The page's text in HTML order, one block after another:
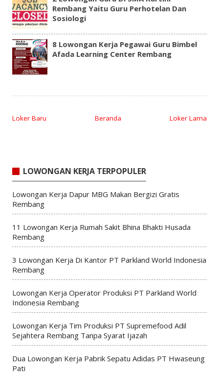
Rembang Yaitu Guru Perhotelan Dan
Sosiologi
8 Lowongan Kerja Pegawai Guru Bimbel
Afada Learning Center Rembang
Loker Baru Loker Lama
Beranda
LOWONGAN KERJA TERPOPULER
Lowongan Kerja Dapur MBG Makan Bergizi Gratis
Rembang
11 Lowongan Kerja Rumah Sakit Bhina Bhakti Husada
Rembang
3 Lowongan Kerja Di Kantor PT Parkland World Indonesia
Rembang
Lowongan Kerja Operator Produksi PT Parkland World
Indonesia Rembang
Lowongan Kerja Tim Produksi PT Supremefood Adil
Sejahtera Rembang Tanpa Syarat Ijazah
Dua Lowongan Kerja Pabrik Sepatu Adidas PT Hwaseung
Pati